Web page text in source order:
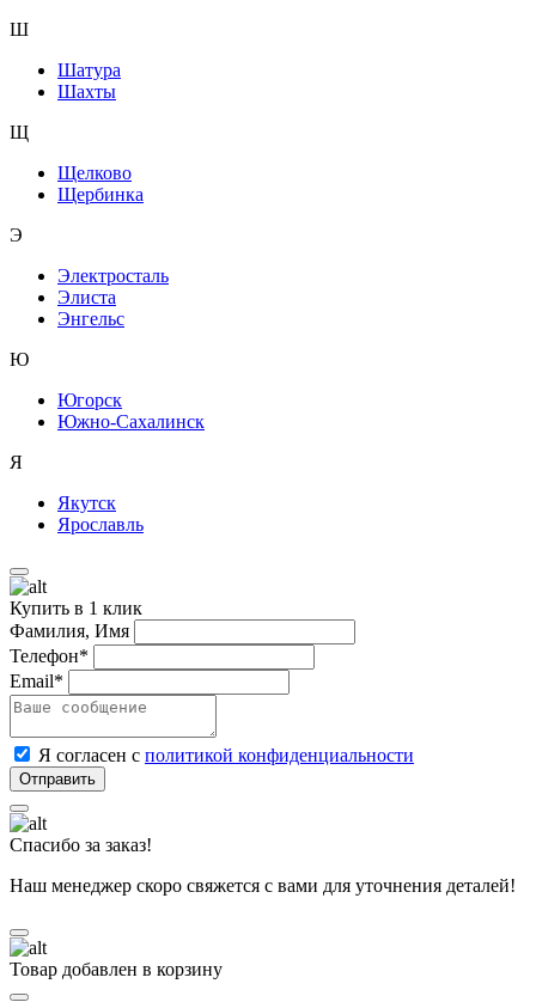
Ш
Шатура
Шахты
Щ
Щелково
Щербинка
Э
Электросталь
Элиста
Энгельс
Ю
Югорск
Южно-Сахалинск
Я
Якутск
Ярославль
Купить в 1 клик
Фамилия, Имя
Телефон*
Email*
Я согласен с политикой конфиденциальности
Спасибо за заказ!
Наш менеджер скоро свяжется с вами для уточнения деталей!
Товар добавлен в корзину